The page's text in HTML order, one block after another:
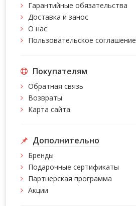
Гарантийные обязательства
Доставка и занос
О нас
Пользовательское соглашение
Покупателям
Обратная связь
Возвраты
Карта сайта
Дополнительно
Бренды
Подарочные сертификаты
Партнерская программа
Акции